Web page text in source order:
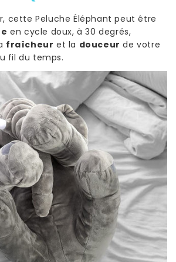
cette Peluche Éléphant peut être
en cycle doux, à 30 degrés,
fraîcheur et la douceur de votre
fil du temps.